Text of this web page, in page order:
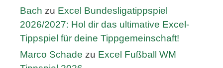
Bach zu Excel Bundesligatippspiel
2026/2027: Hol dir das ultimative Excel-
Tippspiel für deine Tippgemeinschaft!
Marco Schade zu Excel Fußball WM